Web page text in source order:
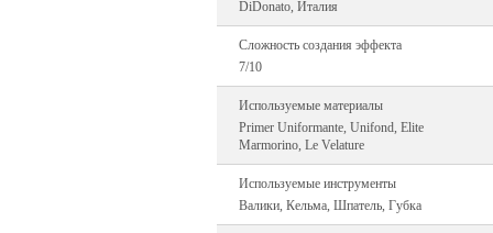
DiDonato, Италия
Сложность создания эффекта
7/10
Используемые материалы
Primer Uniformante, Unifond, Elite
Marmorino, Le Velature
Используемые инструменты
Валики, Кельма, Шпатель, Губка